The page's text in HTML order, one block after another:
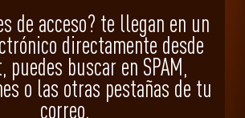
de acceso? te llegan en un
directamente desde
puedes buscar en SPAM,
o las otras pestañas de tu
correo.